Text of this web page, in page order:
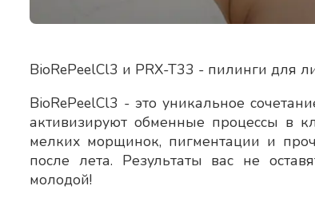
BioRePeelCl3 и PRX-T33 - пилинги для
BioRePeelCl3 - это уникальное
активизируют обменные процессы в
мелких морщинок, пигментации и
после лета. Результаты вас не
молодой!